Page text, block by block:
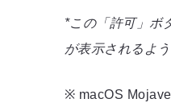
*この「許可」ボ
が表示されるよ
※ macOS